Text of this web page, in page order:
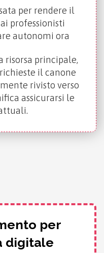
per rendere il
professionisti
autonomi ora
risorsa principale,
il canone
rivisto verso
assicurarsi le
per
digitale